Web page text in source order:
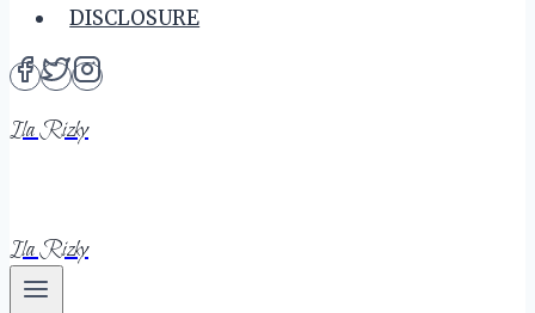
DISCLOSURE
Ila Rizky
Ila Rizky